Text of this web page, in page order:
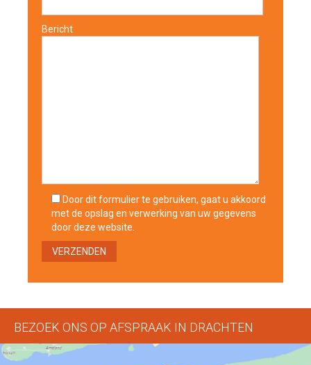
Bericht
Door dit formulier te gebruiken, gaat u akkoord
met de opslag en verwerking van uw gegevens
door deze website.
BEZOEK ONS OP AFSPRAAK IN DRACHTEN